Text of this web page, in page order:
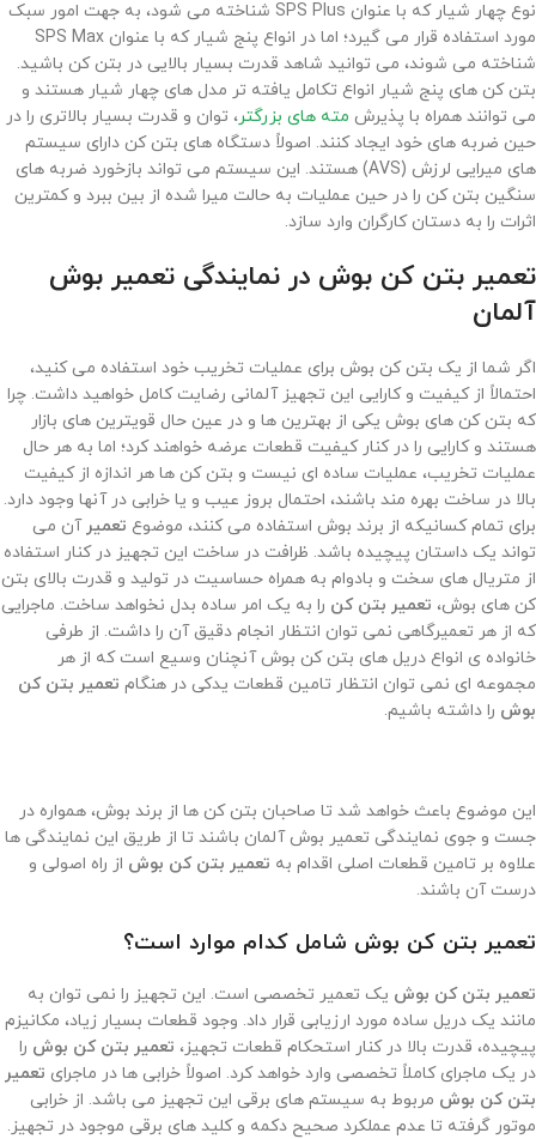
نوع چهار شیار که با عنوان SPS Plus شناخته می ‌شود، به جهت امور سبک
مورد استفاده قرار می گیرد؛ اما در انواع پنج شیار که با عنوان SPS Max
شناخته می شوند، می ‌توانید شاهد قدرت بسیار بالایی در بتن کن باشید.
بتن کن های پنج شیار انواع تکامل یافته ‌تر مدل های چهار شیار هستند و
می ‌توانند همراه با پذیرش مته های بزرگتر، توان و قدرت بسیار بالاتری را در
حین ضربه های خود ایجاد کنند. اصولاً دستگاه های بتن کن دارای سیستم‌
های میرایی لرزش (AVS) هستند. این سیستم می‌ تواند بازخورد ضربه های
سنگین بتن کن را در حین عملیات به حالت میرا شده از بین ببرد و کمترین
اثرات را به دستان کارگران وارد سازد.
تعمیر بتن کن بوش در نمایندگی تعمیر بوش
آلمان
اگر شما از یک بتن کن بوش برای عملیات تخریب خود استفاده می‌ کنید،
احتمالاً از کیفیت و کارایی این تجهیز آلمانی رضایت کامل خواهید داشت. چرا
که بتن کن های بوش یکی از بهترین ها و در عین حال قویترین‌ های بازار
هستند و کارایی را در کنار کیفیت قطعات عرضه خواهند کرد؛ اما به هر حال
عملیات تخریب، عملیات ساده‌ ای نیست و بتن کن ها هر اندازه از کیفیت
بالا در ساخت بهره ‌مند باشند، احتمال بروز عیب و یا خرابی در آنها وجود دارد.
برای تمام کسانیکه از برند بوش استفاده می‌ کنند، موضوع تعمیر آن می‌
تواند یک داستان پیچیده باشد. ظرافت در ساخت این تجهیز در کنار استفاده
از متریال های سخت و بادوام به همراه حساسیت در تولید و قدرت بالای بتن
کن های بوش، تعمیر بتن کن را به یک امر ساده بدل نخواهد ساخت. ماجرایی
که از هر تعمیرگاهی نمی‌ توان انتظار انجام دقیق آن را داشت. از طرفی
خانواده ی انواع دریل های بتن کن بوش آنچنان وسیع است که از هر
مجموعه ای نمی ‌توان انتظار تامین قطعات یدکی در هنگام تعمیر بتن کن
بوش را داشته باشیم.
این موضوع باعث خواهد شد تا صاحبان بتن کن ها از برند بوش، همواره در
جست و جوی نمایندگی تعمیر بوش آلمان باشند تا از طریق این نمایندگی ها
علاوه بر تامین قطعات اصلی اقدام به تعمیر بتن کن بوش از راه اصولی و
درست آن باشند.
تعمیر بتن کن بوش شامل کدام موارد است؟
تعمیر بتن کن بوش یک تعمیر تخصصی است. این تجهیز را نمی ‌توان به
مانند یک دریل ساده مورد ارزیابی قرار داد. وجود قطعات بسیار زیاد، مکانیزم
پیچیده، قدرت بالا در کنار استحکام قطعات تجهیز، تعمیر بتن کن بوش را
در یک ماجرای کاملاً تخصصی وارد خواهد کرد. اصولاً خرابی ها در ماجرای تعمیر
بتن کن بوش مربوط به سیستم های برقی این تجهیز می باشد. از خرابی
موتور گرفته تا عدم عملکرد صحیح دکمه و کلید های برقی موجود در تجهیز.